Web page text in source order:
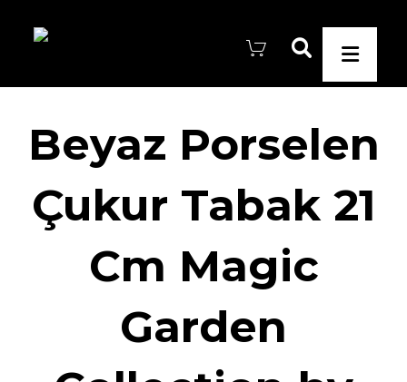
Beyaz Porselen
Çukur Tabak 21
Cm Magic
Garden